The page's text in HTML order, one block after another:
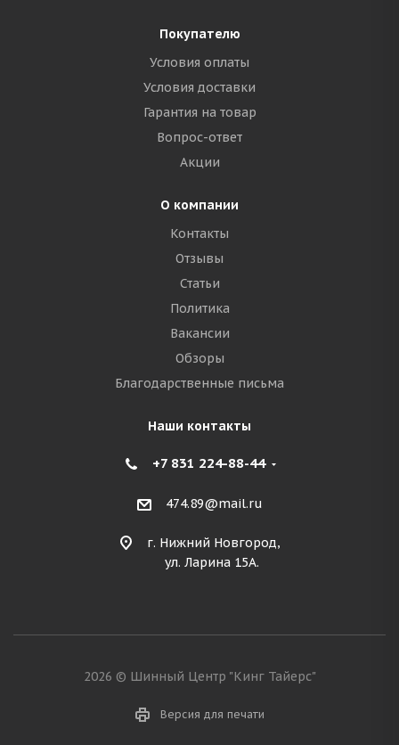
Покупателю
Условия оплаты
Условия доставки
Гарантия на товар
Вопрос-ответ
Акции
О компании
Контакты
Отзывы
Статьи
Политика
Вакансии
Обзоры
Благодарственные письма
Наши контакты
+7 831 224-88-44
474.89@mail.ru
г. Нижний Новгород,
ул. Ларина 15А.
2026 © Шинный Центр "Кинг Тайерс"
Версия для печати